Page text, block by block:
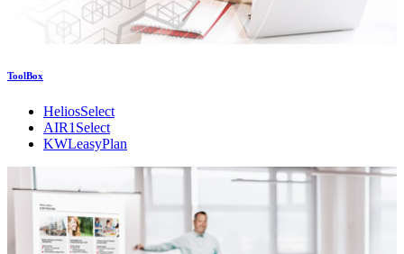
ToolBox
HeliosSelect
AIR1Select
KWLeasyPlan